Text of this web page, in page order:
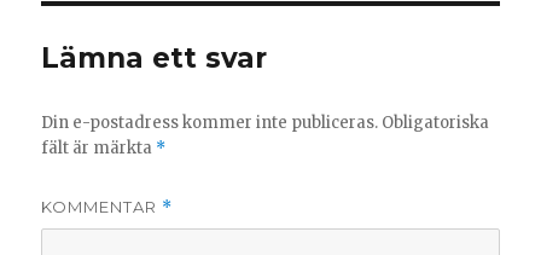
Lämna ett svar
Din e-postadress kommer inte publiceras. Obligatoriska
fält är märkta *
KOMMENTAR *